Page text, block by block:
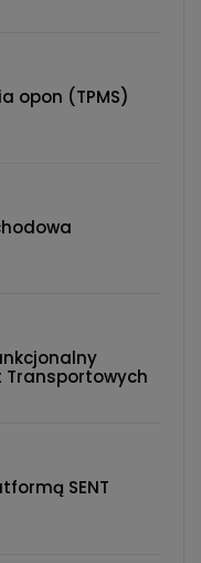
opon (TPMS)
Transportowych
SENT